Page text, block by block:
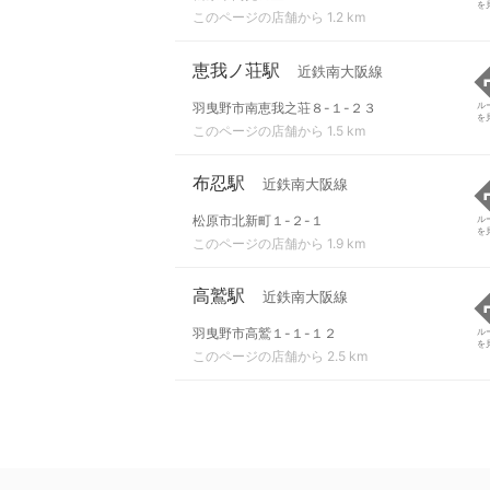
このページの店舗から 1.2 km
を
恵我ノ荘駅 近鉄南大阪線
羽曳野市南恵我之荘８-１-２３
このページの店舗から 1.5 km
ル
を
布忍駅 近鉄南大阪線
松原市北新町１-２-１
このページの店舗から 1.9 km
ル
を
高鷲駅 近鉄南大阪線
羽曳野市高鷲１-１-１２
このページの店舗から 2.5 km
ル
を